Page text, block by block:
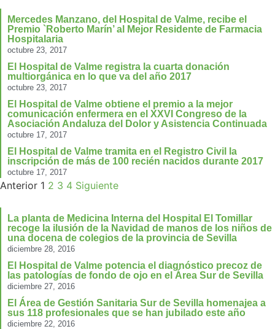
Mercedes Manzano, del Hospital de Valme, recibe el
Premio `Roberto Marín’ al Mejor Residente de Farmacia
Hospitalaria
octubre 23, 2017
El Hospital de Valme registra la cuarta donación
multiorgánica en lo que va del año 2017
octubre 23, 2017
El Hospital de Valme obtiene el premio a la mejor
comunicación enfermera en el XXVI Congreso de la
Asociación Andaluza del Dolor y Asistencia Continuada
octubre 17, 2017
El Hospital de Valme tramita en el Registro Civil la
inscripción de más de 100 recién nacidos durante 2017
octubre 17, 2017
Anterior 1 2 3 4 Siguiente
La planta de Medicina Interna del Hospital El Tomillar
recoge la ilusión de la Navidad de manos de los niños de
una docena de colegios de la provincia de Sevilla
diciembre 28, 2016
El Hospital de Valme potencia el diagnóstico precoz de
las patologías de fondo de ojo en el Área Sur de Sevilla
diciembre 27, 2016
El Área de Gestión Sanitaria Sur de Sevilla homenajea a
sus 118 profesionales que se han jubilado este año
diciembre 22, 2016